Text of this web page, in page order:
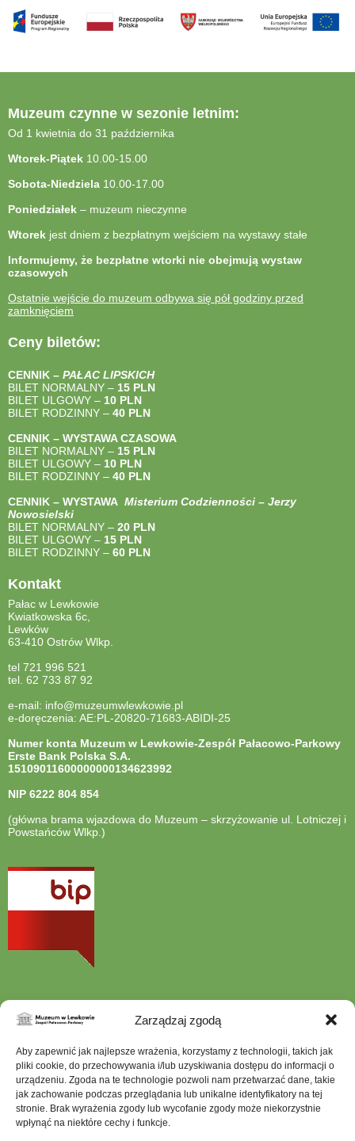
Zarządzaj zgodą
Aby zapewnić jak najlepsze wrażenia, korzystamy z technologii, takich jak
pliki cookie, do przechowywania i/lub uzyskiwania dostępu do informacji o
urządzeniu. Zgoda na te technologie pozwoli nam przetwarzać dane, takie
jak zachowanie podczas przeglądania lub unikalne identyfikatory na tej
stronie. Brak wyrażenia zgody lub wycofanie zgody może niekorzystnie
wpłynąć na niektóre cechy i funkcje.
Muzeum czynne w sezonie letnim:
Od 1 kwietnia do 31 października
Wtorek-Piątek 10.00-15.00
Sobota-Niedziela 10.00-17.00
Poniedziałek – muzeum nieczynne
Wtorek jest dniem z bezpłatnym wejściem na wystawy stałe
Informujemy, że bezpłatne wtorki nie obejmują wystaw
czasowych
Ostatnie wejście do muzeum odbywa się pół godziny przed
zamknięciem
Ceny biletów:
CENNIK – PAŁAC LIPSKICH
BILET NORMALNY – 15 PLN
BILET ULGOWY – 10 PLN
BILET RODZINNY – 40 PLN
CENNIK – WYSTAWA CZASOWA
BILET NORMALNY – 15 PLN
BILET ULGOWY – 10 PLN
BILET RODZINNY – 40 PLN
CENNIK – WYSTAWA Misterium Codzienności – Jerzy
Nowosielski
BILET NORMALNY – 20 PLN
BILET ULGOWY – 15 PLN
BILET RODZINNY – 60 PLN
Kontakt
Pałac w Lewkowie
Kwiatkowska 6c,
Lewków
63-410 Ostrów Wlkp.
tel 721 996 521
tel. 62 733 87 92
e-mail: info@muzeumwlewkowie.pl
e-doręczenia: AE:PL-20820-71683-ABIDI-25
Numer konta Muzeum w Lewkowie-Zespół Pałacowo-Parkowy
Erste Bank Polska S.A.
15109011600000000134623992
NIP 6222 804 854
(główna brama wjazdowa do Muzeum – skrzyżowanie ul. Lotniczej i
Powstańców Wlkp.)
otwiera
nowej
Szukana
fraza